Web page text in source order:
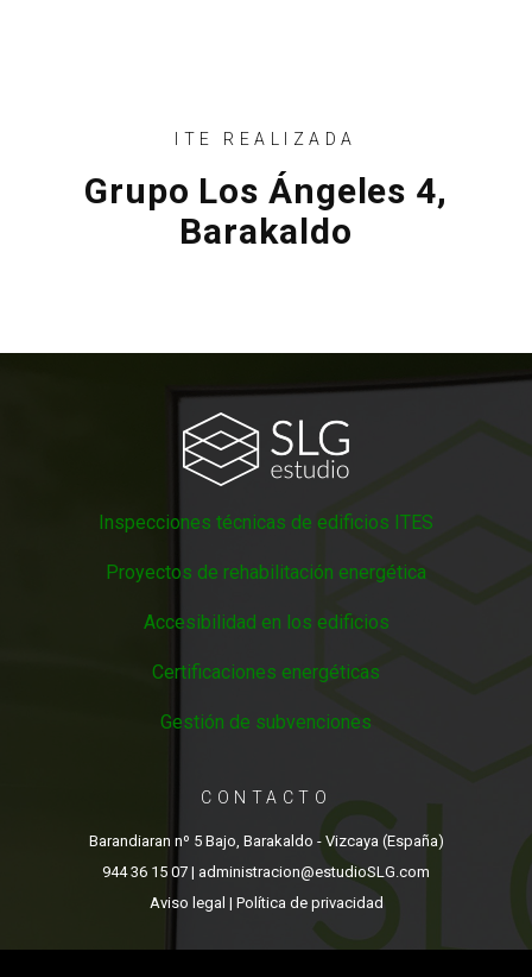
ITE REALIZADA
Grupo Los Ángeles 4,
Barakaldo
Inspecciones técnicas de edificios ITES
Proyectos de rehabilitación energética
Accesibilidad en los edificios
Certificaciones energéticas
Gestión de subvenciones
CONTACTO
Barandiaran nº 5 Bajo, Barakaldo - Vizcaya (España)
944 36 15 07 | administracion@estudioSLG.com
Aviso legal | Política de privacidad